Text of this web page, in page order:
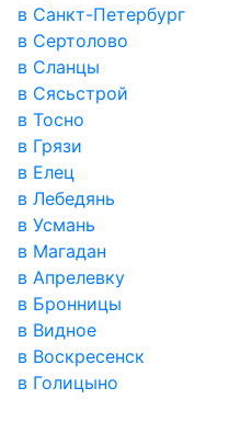
в Санкт-Петербург
в Сертолово
в Сланцы
в Сясьстрой
в Тосно
в Грязи
в Елец
в Лебедянь
в Усмань
в Магадан
в Апрелевку
в Бронницы
в Видное
в Воскресенск
в Голицыно